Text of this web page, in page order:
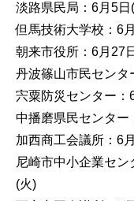
淡路県民局：6月5
但馬技術大学校：6
朝来市役所：6月27
丹波篠山市民センタ
宍粟防災センター：
中播磨県民センター
加西商工会議所：6
尼崎市中小企業セン
(火)